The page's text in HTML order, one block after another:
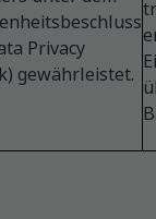
Privacy
gewährleistet.